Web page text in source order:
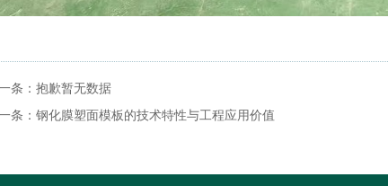
条： 抱歉暂无数据
条： 钢化膜塑面模板的技术特性与工程应用价值